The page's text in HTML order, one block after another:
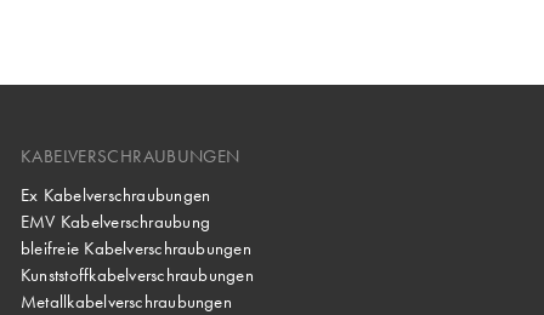
KABELVERSCHRAUBUNGEN
Ex Kabelverschraubungen
EMV Kabelverschraubung
bleifreie Kabelverschraubungen
Kunststoffkabelverschraubungen
Metallkabelverschraubungen